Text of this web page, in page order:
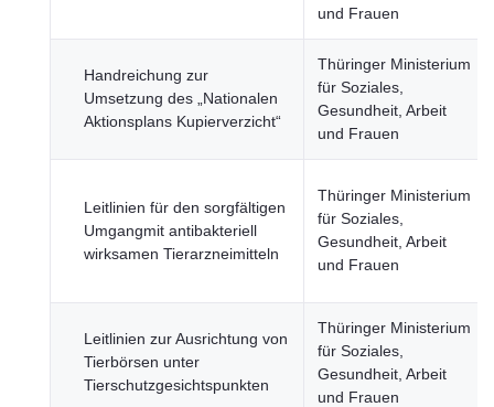
und Frauen
Handreichung zur
Umsetzung des „Nationalen
Aktionsplans Kupierverzicht“
Thüringer Ministerium
für Soziales,
Gesundheit, Arbeit
und Frauen
Leitlinien für den sorgfältigen
Umgangmit antibakteriell
wirksamen Tierarzneimitteln
Thüringer Ministerium
für Soziales,
Gesundheit, Arbeit
und Frauen
Leitlinien zur Ausrichtung von
Tierbörsen unter
Tierschutzgesichtspunkten
Thüringer Ministerium
für Soziales,
Gesundheit, Arbeit
und Frauen